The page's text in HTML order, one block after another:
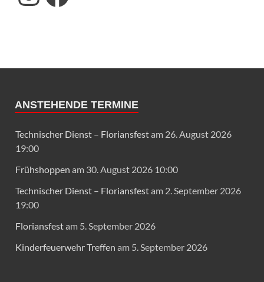
ANSTEHENDE TERMINE
Technischer Dienst – Floriansfestam 26. August 2026
19:00
Frühshoppen am 30. August 2026 10:00
Technischer Dienst – Floriansfestam 2. September 2026
19:00
Floriansfestam 5. September 2026
Kinderfeuerwehr Treffen am 5. September 2026